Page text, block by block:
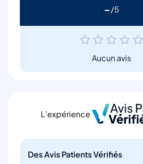
-
Aucun avis
L’expérience
Des Avis Patients Vérifiés